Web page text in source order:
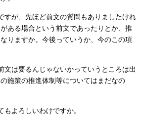
すが、先ほど前文の質問もありましたけれ
ある場合という前文であったりとか、推
りますか。今後っていうか、今のこの項
は要るんじゃないかっていうところは出
施策の推進体制等についてはまだなの
よろしいわけですか。